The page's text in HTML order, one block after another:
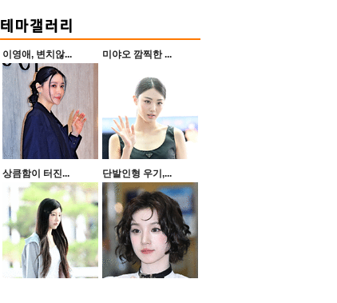
이영애, 변치않... 미야오 깜찍한 ...
상큼함이 터진... 단발인형 우기,...